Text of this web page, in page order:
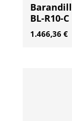
BL-R10-C
1.466,36 €